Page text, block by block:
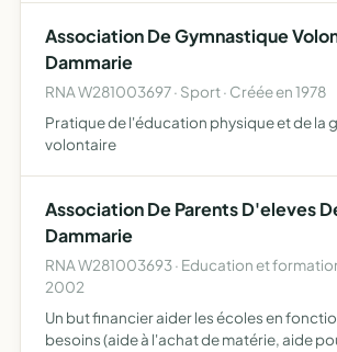
Association De Gymnastique
Dammarie
RNA W281003697 · Sport · Créée en 1978
Pratique de l'éducation physique et de la
volontaire
Association De Parents D'eleves
Dammarie
RNA W281003693 · Education et
2002
Un but financier aider les écoles en
besoins (aide à l'achat de matérie, aide